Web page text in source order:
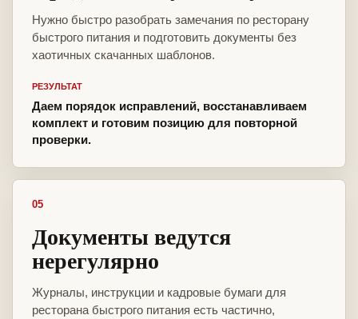
Нужно быстро разобрать замечания по ресторану
быстрого питания и подготовить документы без
хаотичных скачанных шаблонов.
РЕЗУЛЬТАТ
Даем порядок исправлений, восстанавливаем
комплект и готовим позицию для повторной
проверки.
05
Документы ведутся
нерегулярно
Журналы, инструкции и кадровые бумаги для
ресторана быстрого питания есть частично,